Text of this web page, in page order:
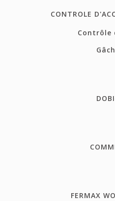
CONTROLE
Contrôle
FERMAX